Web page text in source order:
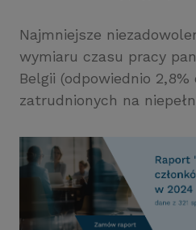
Najmniejsze
wymiaru czasu pracy
Belgii (odpowiednio 2,8%
zatrudnionych na